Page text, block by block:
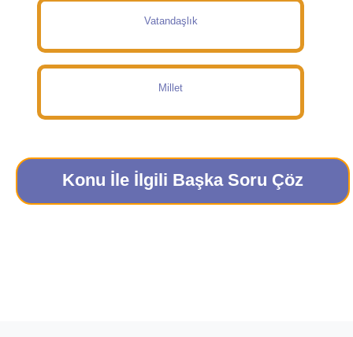
Vatandaşlık
Millet
Konu İle İlgili Başka Soru Çöz